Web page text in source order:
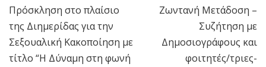
Πλοήγηση
άρθρων
Πρόσκληση στο πλαίσιο
της Διημερίδας για την
Σεξουαλική Κακοποίηση με
τίτλο “Η Δύναμη στη φωνή
Ζωντανή Μετάδοση –
Συζήτηση με
Δημοσιογράφους και
φοιτητές/τριες-